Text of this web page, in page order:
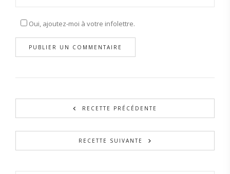
Oui, ajoutez-moi à votre infolettre.
RECETTE PRÉCÉDENTE
RECETTE SUIVANTE